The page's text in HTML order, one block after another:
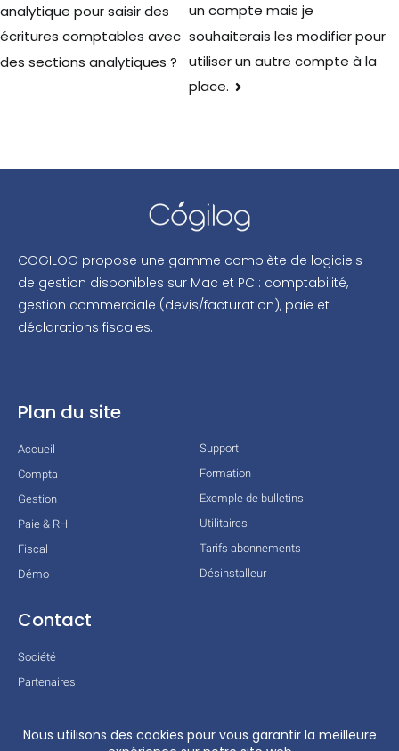
analytique pour saisir des
écritures comptables avec
des sections analytiques ?
un compte mais je
souhaiterais les modifier pour
utiliser un autre compte à la
place.
COGILOG propose une gamme complète de logiciels
de gestion disponibles sur Mac et PC : comptabilité,
gestion commerciale (devis/facturation), paie et
déclarations fiscales.
Plan du site
Accueil
Compta
Gestion
Paie & RH
Fiscal
Démo
Support
Formation
Exemple de bulletins
Utilitaires
Tarifs abonnements
Désinstalleur
Contact
Société
Partenaires
Mentions légales